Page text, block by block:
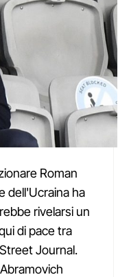
Roman
dell'Ucraina ha
rivelarsi un
di pace tra
Journal.